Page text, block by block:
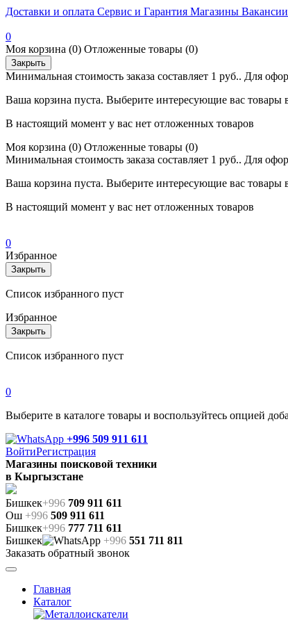
Доставки и оплата Сервис и Гарантия Магазины Вакансии
0
Моя корзина (0) Отложенные товары (0)
Закрыть
Минимальная стоимость заказа составляет 1 руб.. Для
Ваша корзина пуста. Выберите интересующие вас товары
В настоящий момент у вас нет отложенных товаров
Моя корзина (0) Отложенные товары (0)
Минимальная стоимость заказа составляет 1 руб.. Для
Ваша корзина пуста. Выберите интересующие вас товары
В настоящий момент у вас нет отложенных товаров
0
Избранное
Закрыть
Список избранного пуст
Избранное
Закрыть
Список избранного пуст
0
Выберите в каталоге товары и воспользуйтесь опцией
+996 509 911 611
ВойтиРегистрация
Магазины поисковой техники
в Кыргызстане
Бишкек+996 709 911 611
Ош +996 509 911 611
Бишкек+996 777 711 611
Бишкек
+996 551 711 811
Заказать обратный звонок
Главная
Каталог